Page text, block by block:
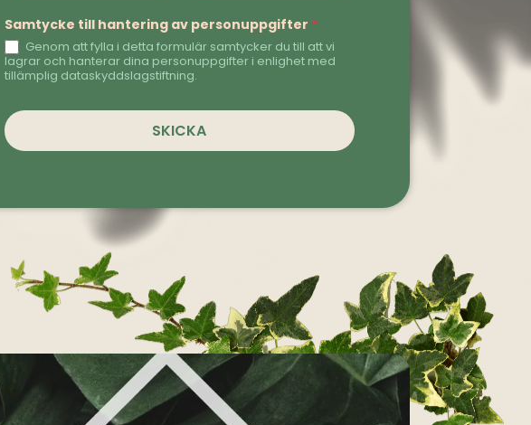
Samtycke till hantering av personuppgifter *
Genom att fylla i detta formulär samtycker du till att vi
lagrar och hanterar dina personuppgifter i enlighet med
tillämplig dataskyddslagstiftning.
SKICKA